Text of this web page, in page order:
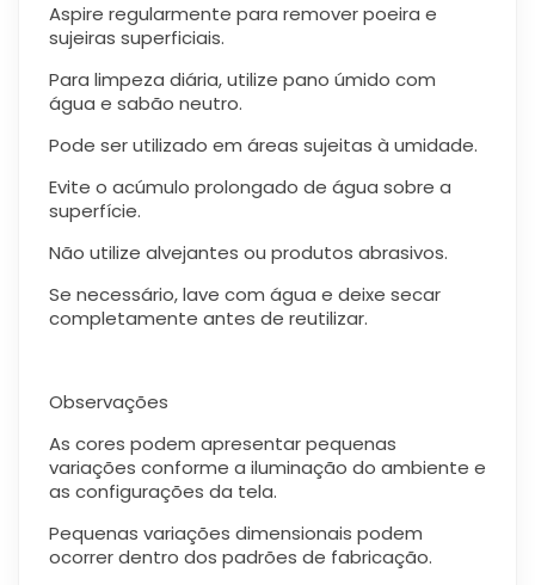
Aspire regularmente para remover poeira e
sujeiras superficiais.
Para limpeza diária, utilize pano úmido com
água e sabão neutro.
Pode ser utilizado em áreas sujeitas à umidade.
Evite o acúmulo prolongado de água sobre a
superfície.
Não utilize alvejantes ou produtos abrasivos.
Se necessário, lave com água e deixe secar
completamente antes de reutilizar.
Observações
As cores podem apresentar pequenas
variações conforme a iluminação do ambiente e
as configurações da tela.
Pequenas variações dimensionais podem
ocorrer dentro dos padrões de fabricação.